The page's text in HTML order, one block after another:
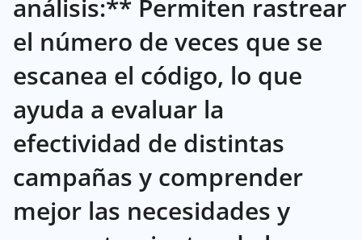
análisis:** Permiten rastrear
el número de veces que se
escanea el código, lo que
ayuda a evaluar la
efectividad de distintas
campañas y comprender
mejor las necesidades y